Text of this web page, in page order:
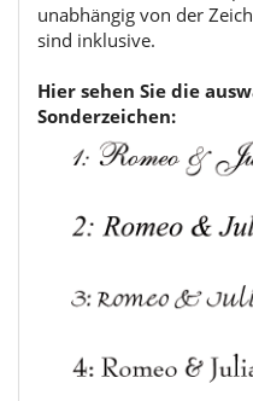
unabhängig von der
sind inklusive.
Hier sehen Sie die
Sonderzeichen: